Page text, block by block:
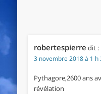
robertespierre dit :
3 novembre 2018 à 1 h
Pythagore,2600 ans
révélation